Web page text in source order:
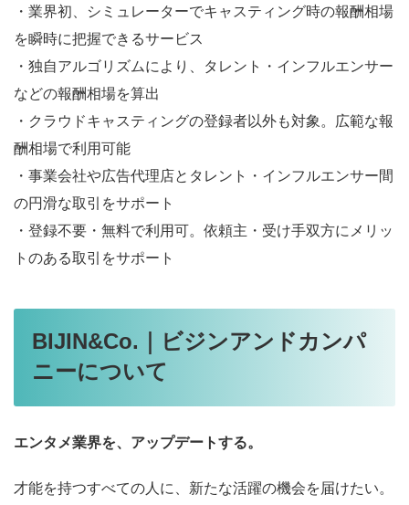
・業界初、シミュレーターでキャスティング時の報酬相場
を瞬時に把握できるサービス
・独自アルゴリズムにより、タレント・インフルエンサー
などの報酬相場を算出
・クラウドキャスティングの登録者以外も対象。広範な報
酬相場で利用可能
・事業会社や広告代理店とタレント・インフルエンサー間
の円滑な取引をサポート
・登録不要・無料で利用可。依頼主・受け手双方にメリッ
トのある取引をサポート
BIJIN&Co.｜ビジンアンドカンパ
ニーについて
エンタメ業界を、アップデートする。
才能を持つすべての人に、新たな活躍の機会を届けたい。